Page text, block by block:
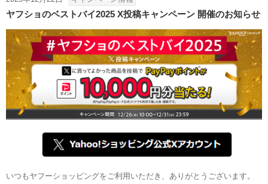
ヤフショのベストバイ2025 X投稿キャンペーン 開催のお知らせ
いつもヤフーショッピングをご利用いただき、ありがとうございます。